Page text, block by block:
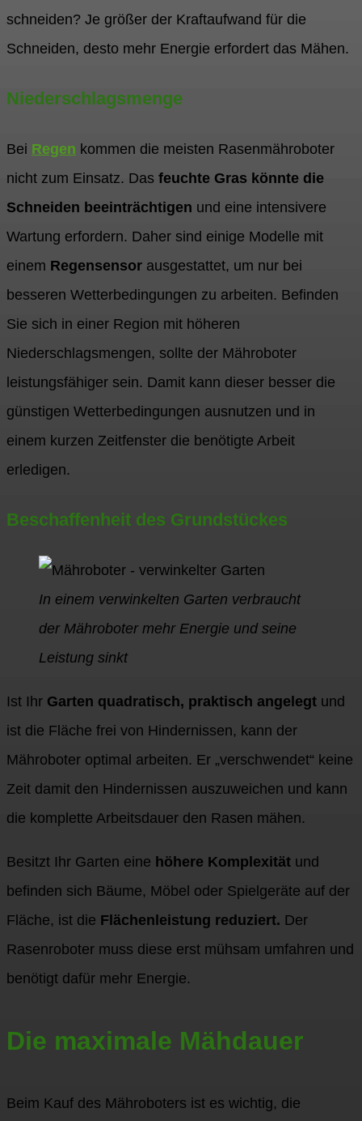
schneiden? Je größer der Kraftaufwand für die
Schneiden, desto mehr Energie erfordert das Mähen.
Niederschlagsmenge
Bei Regen kommen die meisten Rasenmähroboter
nicht zum Einsatz. Das feuchte Gras könnte die
Schneiden beeinträchtigen und eine intensivere
Wartung erfordern. Daher sind einige Modelle mit
einem Regensensor ausgestattet, um nur bei
besseren Wetterbedingungen zu arbeiten. Befinden
Sie sich in einer Region mit höheren
Niederschlagsmengen, sollte der Mähroboter
leistungsfähiger sein. Damit kann dieser besser die
günstigen Wetterbedingungen ausnutzen und in
einem kurzen Zeitfenster die benötigte Arbeit
erledigen.
Beschaffenheit des Grundstückes
In einem verwinkelten Garten verbraucht
der Mähroboter mehr Energie und seine
Leistung sinkt
Ist Ihr Garten quadratisch, praktisch angelegt und
ist die Fläche frei von Hindernissen, kann der
Mähroboter optimal arbeiten. Er „verschwendet“ keine
Zeit damit den Hindernissen auszuweichen und kann
die komplette Arbeitsdauer den Rasen mähen.
Besitzt Ihr Garten eine höhere Komplexität und
befinden sich Bäume, Möbel oder Spielgeräte auf der
Fläche, ist die Flächenleistung reduziert. Der
Rasenroboter muss diese erst mühsam umfahren und
benötigt dafür mehr Energie.
Die maximale Mähdauer
Beim Kauf des Mähroboters ist es wichtig, die